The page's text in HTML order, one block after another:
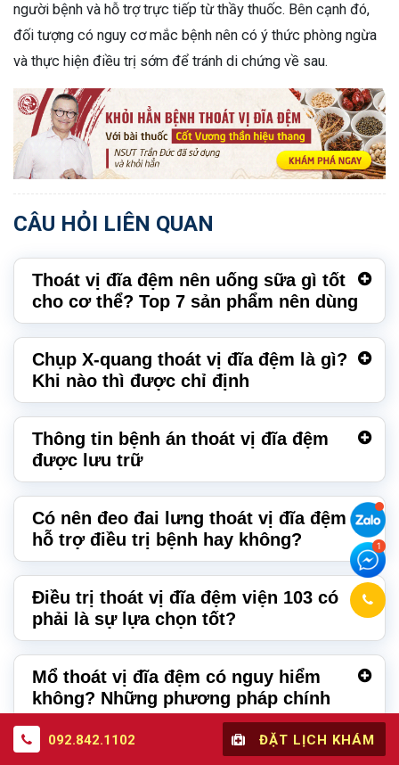
người bệnh và hỗ trợ trực tiếp từ thầy thuốc. Bên cạnh đó,
đối tượng có nguy cơ mắc bệnh nên có ý thức phòng ngừa
và thực hiện điều trị sớm để tránh di chứng về sau.
CÂU HỎI LIÊN QUAN
Thoát vị đĩa đệm nên uống sữa gì tốt
cho cơ thể? Top 7 sản phẩm nên dùng
Chụp X-quang thoát vị đĩa đệm là gì?
Khi nào thì được chỉ định
Thông tin bệnh án thoát vị đĩa đệm
được lưu trữ
Có nên đeo đai lưng thoát vị đĩa đệm
hỗ trợ điều trị bệnh hay không?
Điều trị thoát vị đĩa đệm viện 103 có
phải là sự lựa chọn tốt?
Mổ thoát vị đĩa đệm có nguy hiểm
không? Những phương pháp chính
Thoát vị đĩa đệm gây tê chân là thế
092.842.1102 ĐẶT LỊCH KHÁM